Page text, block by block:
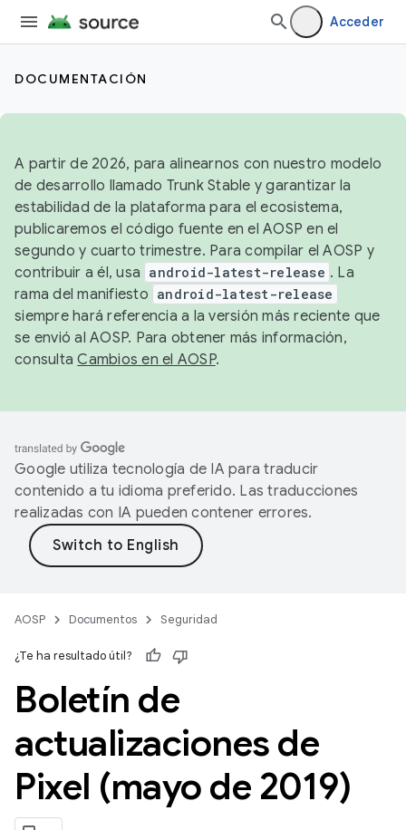
Acceder
DOCUMENTACIÓN
A partir de 2026, para alinearnos con nuestro modelo
de desarrollo llamado Trunk Stable y garantizar la
estabilidad de la plataforma para el ecosistema,
publicaremos el código fuente en el AOSP en el
segundo y cuarto trimestre. Para compilar el AOSP y
contribuir a él, usa android-latest-release . La
rama del manifiesto android-latest-release
siempre hará referencia a la versión más reciente que
se envió al AOSP. Para obtener más información,
consultaCambios en el AOSP.
Google utiliza tecnología de IA para traducir
contenido a tu idioma preferido. Las traducciones
realizadas con IA pueden contener errores.
AOSP Documentos Seguridad
¿Te ha resultado útil?
Boletín de
actualizaciones de
Pixel (mayo de 2019)